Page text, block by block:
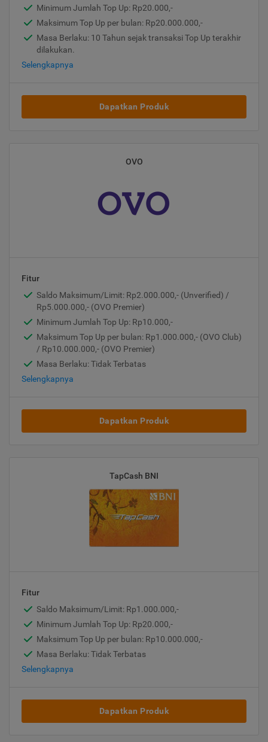
Minimum Jumlah Top Up: Rp20.000,-
Maksimum Top Up per bulan: Rp20.000.000,-
Masa Berlaku: 10 Tahun sejak transaksi Top Up terakhir
dilakukan.
Selengkapnya
Dapatkan Produk
OVO
Fitur
Saldo Maksimum/Limit: Rp2.000.000,- (Unverified) /
Rp5.000.000,- (OVO Premier)
Minimum Jumlah Top Up: Rp10.000,-
Maksimum Top Up per bulan: Rp1.000.000,- (OVO Club)
/ Rp10.000.000,- (OVO Premier)
Masa Berlaku: Tidak Terbatas
Selengkapnya
Dapatkan Produk
TapCash BNI
Fitur
Saldo Maksimum/Limit: Rp1.000.000,-
Minimum Jumlah Top Up: Rp20.000,-
Maksimum Top Up per bulan: Rp10.000.000,-
Masa Berlaku: Tidak Terbatas
Selengkapnya
Dapatkan Produk